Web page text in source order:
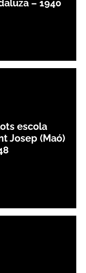
– 1940
escola
Josep (Maó)